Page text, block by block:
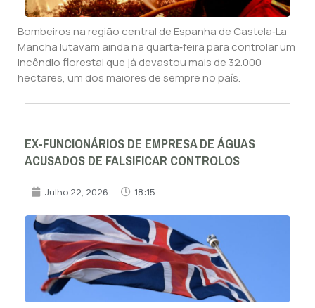
Bombeiros na região central de Espanha de Castela‑La
Mancha lutavam ainda na quarta‑feira para controlar um
incêndio florestal que já devastou mais de 32.000
hectares, um dos maiores de sempre no país.
EX-FUNCIONÁRIOS DE EMPRESA DE ÁGUAS
ACUSADOS DE FALSIFICAR CONTROLOS
Julho 22, 2026 18:15